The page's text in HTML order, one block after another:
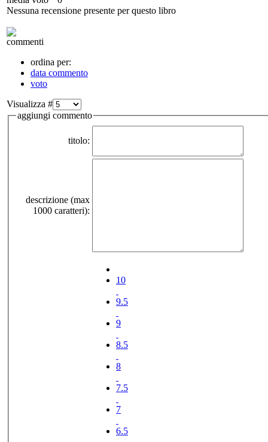
Nessuna recensione presente per questo libro
commenti
ordina per:
data commento
voto
Visualizza #
aggiungi commento
titolo:
descrizione (max
1000 caratteri):
10
9.5
9
8.5
8
7.5
7
6.5